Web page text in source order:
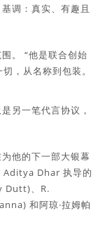
调：真实、有趣且
。 “他是联合创始
，从名称到包装。
另一笔代言协议，
他的下一部大银幕
Aditya Dhar 执导的
Dutt)、R.
和阿琼·拉姆帕